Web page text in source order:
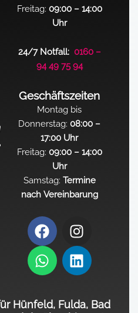
Freitag: 09:00 – 14:00
Uhr
24/7 Notfall: 0160 –
94 49 75 94
Geschäftszeiten
Montag bis
Donnerstag:08:00 –
17:00 Uhr
Freitag: 09:00 – 14:00
Uhr
Samstag: Termine
nach Vereinbarung
F
a
c
e
o
I
n
s
t
g
W
h
a
t
a
L
i
n
k
d
Hünfeld, Fulda, Bad